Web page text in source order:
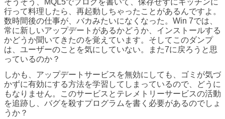
そうそう、MQL5でプログを書いて、保存せずにキッチンに
行って料理したら、再起動しちゃったことがあるんですよ。
数時間後の仕事が、バカみたいになくなった。Win 7では、
常に新しいアップデートがあるかどうか、インストールする
かどうか聞いてきたのを覚えています。そしてこのダンプ
は、ユーザーのことを気にしていない。また7に戻ろうと思
っているのか？
しかも、アップデートサービスを無効にしても、ゴミが気づ
かずに有効にする方法を学習してしまっているので、どうに
もなりません。このサービスとテレメトリーサービスの活動
を追跡し、バグを殺すプログラムを書く必要があるのでしょ
うか？